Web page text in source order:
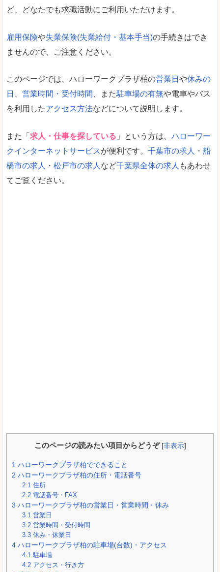
ど、どなたでも求職活動にご利用いただけます。
雇用保険や失業保険(失業給付・基本手当)の手続きはでき
ませんので、ご注意ください。
このページでは、ハローワークプラザ柏の営業日 や休みの
日 、 営業時間・受付時間 、また駐車場の有無や電車やバス
を利用したアクセス方法などについて説明します。
また「 求人・仕事を探している 」という方は、 ハローワー
クインターネットサービスが便利です。 千葉市の求人 ・ 船
橋市の求人
・ 松戸市の求人 など千葉県全体の求人 もあわせ
てご覧ください。
このページの読みたい項目からどうぞ [非表示]
1 ハローワークプラザ柏でできること
2 ハローワークプラザ柏の住所・電話番号
2.1 住所
2.2 電話番号・FAX
3 ハローワークプラザ柏の営業日・営業時間・休み
3.1 営業日
3.2 営業時間・受付時間
3.3 休み・休業日
4 ハローワークプラザ柏の駐車場(台数)・アクセス
4.1 駐車場
4.2 アクセス・行き方